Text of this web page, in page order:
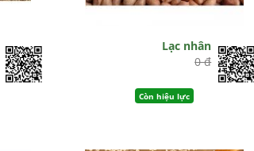
Lạc nhân
0 đ
Còn hiệu lực